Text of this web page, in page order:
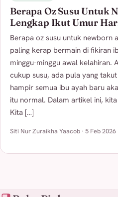
Berapa Oz Susu Untuk
Lengkap Ikut Umur
Berapa oz susu untuk newborn
paling kerap bermain di fikiran
minggu-minggu awal kelahiran.
cukup susu, ada pula yang
hampir semua ibu ayah baru
itu normal. Dalam artikel ini,
Kita […]
Siti Nur Zuraikha Yaacob · 5 Feb 2026